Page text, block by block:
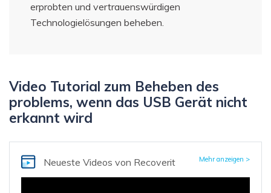
erprobten und vertrauenswürdigen
Technologielösungen beheben.
Video Tutorial zum Beheben des
problems, wenn das USB Gerät nicht
erkannt wird
Neueste Videos von Recoverit Mehr anzeigen >